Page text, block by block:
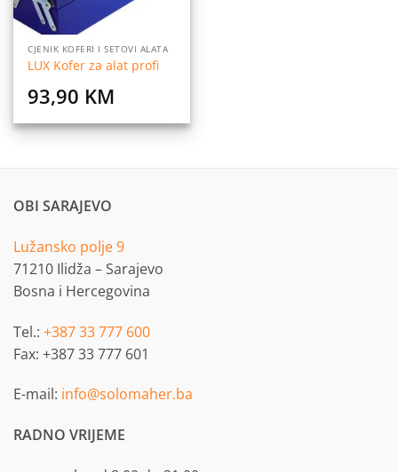
CJENIK KOFERI I SETOVI ALATA
LUX Kofer za alat profi
93,90 KM
OBI SARAJEVO
Lužansko polje 9
71210 Ilidža – Sarajevo
Bosna i Hercegovina
Tel.: +387 33 777 600
Fax: +387 33 777 601
E-mail: info@solomaher.ba
RADNO VRIJEME